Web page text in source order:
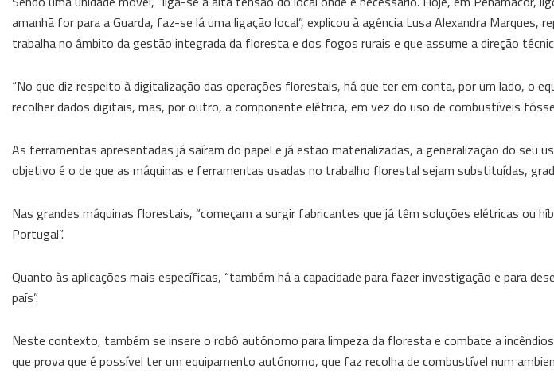
amanhã for para a Guarda, faz-se lá uma ligação local”, explicou à agência Lusa Alexandra Marques,
trabalha no âmbito da gestão integrada da floresta e dos fogos rurais e que assume a direção
“No que diz respeito à digitalização das operações florestais, há que ter em conta, por um lado, o
recolher dados digitais, mas, por outro, a componente elétrica, em vez do uso de combustíveis
As ferramentas apresentadas já saíram do papel e já estão materializadas, a generalização do seu
objetivo é o de que as máquinas e ferramentas usadas no trabalho florestal sejam substituídas,
Nas grandes máquinas florestais, “começam a surgir fabricantes que já têm soluções elétricas ou
Portugal”.
Quanto às aplicações mais específicas, “também há a capacidade para fazer investigação e para
país”.
Neste contexto, também se insere o robô autónomo para limpeza da floresta e combate a
que prova que é possível ter um equipamento autónomo, que faz recolha de combustível num